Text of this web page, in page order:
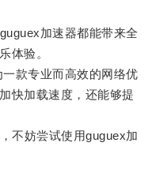
加速器都能带来全
体验。
款专业而高效的网络优
快加载速度，还能够提
妨尝试使用guguex加